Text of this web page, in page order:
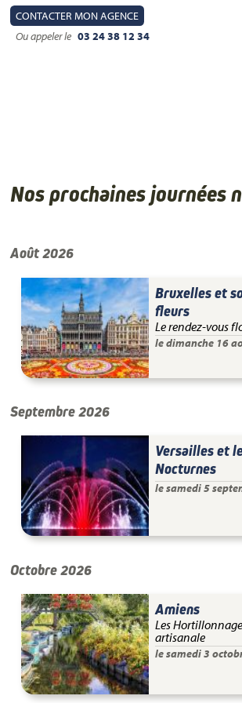
CONTACTER MON AGENCE
Ou appeler le 03 24 38 12 34
Nos prochaines journées
Août 2026
Bruxelles et
fleurs
Le rendez-vous
le dimanche 16
Septembre 2026
Versailles et
Nocturnes
le samedi 5
Octobre 2026
Amiens
Les
artisanale
le samedi 3